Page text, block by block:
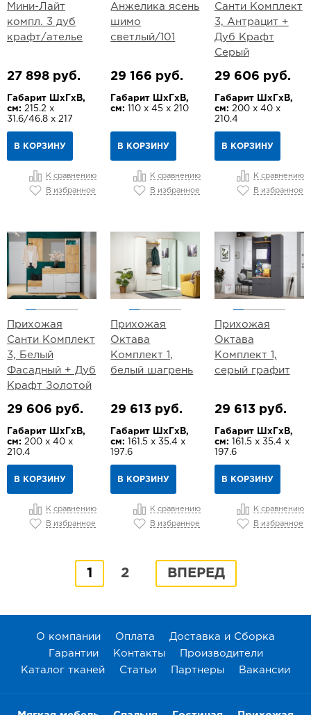
Мини-Лайт
компл. 3 дуб
крафт/ателье
27 898 руб.
Габарит ШхГхВ,
см: 215.2 х
31.6/46.8 х 217
В КОРЗИНУ
К сравнению
В избранное
Анжелика ясень
шимо
светлый/101
29 166 руб.
Габарит ШхГхВ,
см:
110 х 45 х 210
В КОРЗИНУ
К сравнению
В избранное
Санти Комплект
3, Антрацит +
Дуб Крафт
Серый
29 606 руб.
Габарит ШхГхВ,
см: 200 х 40 х
210.4
В КОРЗИНУ
К сравнению
В избранное
Прихожая
Санти Комплект
3, Белый
Фасадный + Дуб
Крафт Золотой
29 606 руб.
Габарит ШхГхВ,
см: 200 х 40 х
210.4
В КОРЗИНУ
К сравнению
В избранное
Прихожая
Октава
Комплект 1,
белый шагрень
29 613 руб.
Габарит ШхГхВ,
см:
161.5 х 35.4 х
197.6
В КОРЗИНУ
К сравнению
В избранное
Прихожая
Октава
Комплект 1,
серый графит
29 613 руб.
Габарит ШхГхВ,
см: 161.5 х 35.4 х
197.6
В КОРЗИНУ
К сравнению
В избранное
1 2 ВПЕРЕД
О компании Оплата
Доставка и Сборка
Гарантии
Контакты
Производители
Каталог тканей
Статьи Партнеры Вакансии